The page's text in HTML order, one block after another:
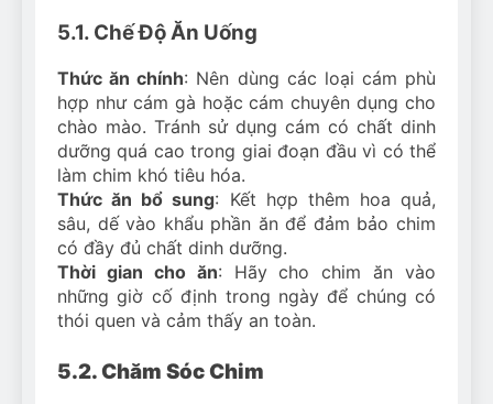
5.1. Chế Độ Ăn Uống
Thức ăn chính: Nên dùng các loại cám phù
hợp như cám gà hoặc cám chuyên dụng cho
chào mào. Tránh sử dụng cám có chất dinh
dưỡng quá cao trong giai đoạn đầu vì có thể
làm chim khó tiêu hóa.
Thức ăn bổ sung: Kết hợp thêm hoa quả,
sâu, dế vào khẩu phần ăn để đảm bảo chim
có đầy đủ chất dinh dưỡng.
Thời gian cho ăn: Hãy cho chim ăn vào
những giờ cố định trong ngày để chúng có
thói quen và cảm thấy an toàn.
5.2. Chăm Sóc Chim